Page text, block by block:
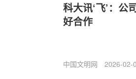
科大讯‘飞’：公
好合作
中国文明网 2026-02-